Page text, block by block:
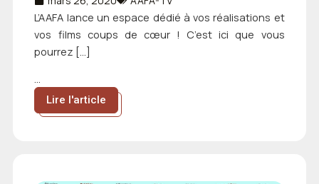
L’AAFA lance un espace dédié à vos réalisations et
vos films coups de cœur ! C’est ici que vous
pourrez […]
...
Lire l'article